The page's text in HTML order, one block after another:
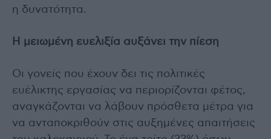
η δυνατότητα.
Η μειωμένη ευελιξία αυξάνει την πίεση
Οι γονείς που έχουν δει τις πολιτικές
ευέλικτης εργασίας να περιορίζονται φέτος,
αναγκάζονται να λάβουν πρόσθετα μέτρα για
να ανταποκριθούν στις αυξημένες απαιτήσεις